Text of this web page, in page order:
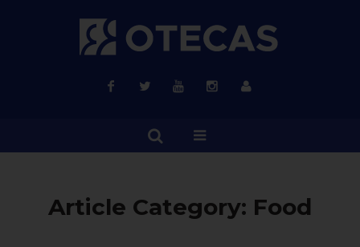
Article Category: Food